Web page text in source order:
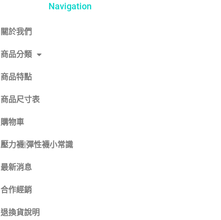
Navigation
關於我們
商品分類
商品特點
商品尺寸表
購物車
壓力襪|彈性襪小常識
最新消息
合作經銷
退換貨說明